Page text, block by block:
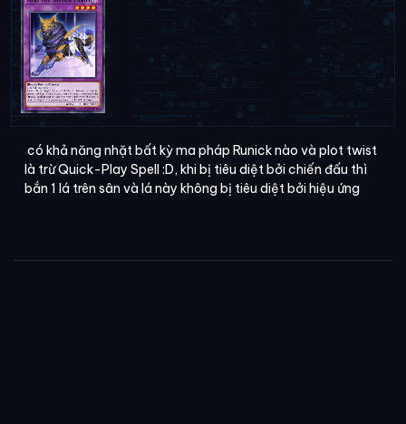
có khả năng nhặt bất kỳ ma pháp Runick nào và plot twist
là trừ Quick-Play Spell :D, khi bị tiêu diệt bởi chiến đấu thì
bắn 1 lá trên sân và lá này không bị tiêu diệt bởi hiệu ứng